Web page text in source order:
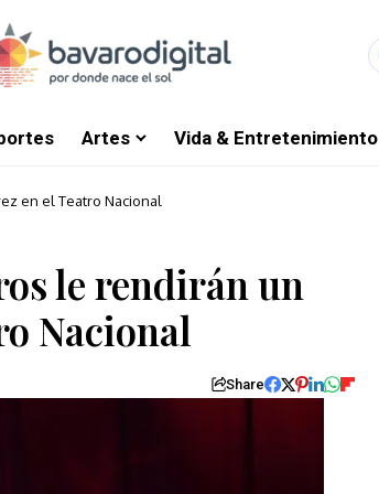
Artes Vida & Entretenimiento
en el Teatro Nacional
le rendirán un
Nacional
Share